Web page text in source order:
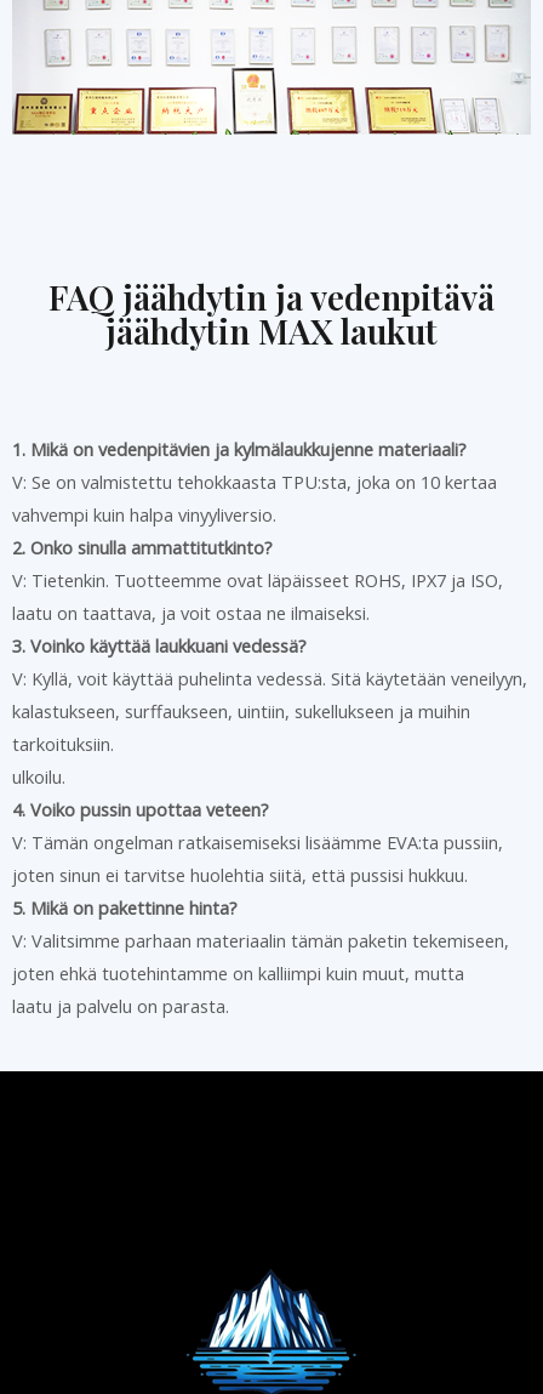
FAQ jäähdytin ja vedenpitävä
jäähdytin MAX laukut
1. Mikä on vedenpitävien ja kylmälaukkujenne materiaali?
V: Se on valmistettu tehokkaasta TPU:sta, joka on 10 kertaa
vahvempi kuin halpa vinyyliversio.
2. Onko sinulla ammattitutkinto?
V: Tietenkin. Tuotteemme ovat läpäisseet ROHS, IPX7 ja ISO,
laatu on taattava, ja voit ostaa ne ilmaiseksi.
3. Voinko käyttää laukkuani vedessä?
V: Kyllä, voit käyttää puhelinta vedessä. Sitä käytetään veneilyyn,
kalastukseen, surffaukseen, uintiin, sukellukseen ja muihin
tarkoituksiin.
ulkoilu.
4. Voiko pussin upottaa veteen?
V: Tämän ongelman ratkaisemiseksi lisäämme EVA:ta pussiin,
joten sinun ei tarvitse huolehtia siitä, että pussisi hukkuu.
5. Mikä on pakettinne hinta?
V: Valitsimme parhaan materiaalin tämän paketin tekemiseen,
joten ehkä tuotehintamme on kalliimpi kuin muut, mutta
laatu ja palvelu on parasta.